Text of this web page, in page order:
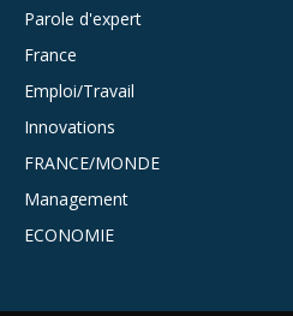
Parole d'expert
France
Emploi/Travail
Innovations
FRANCE/MONDE
Management
ECONOMIE